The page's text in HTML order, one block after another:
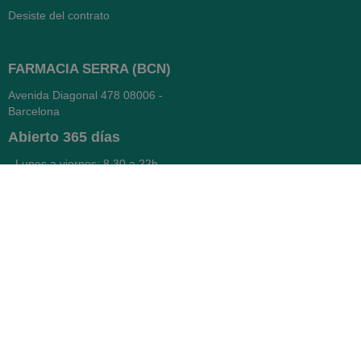
Desiste del contrato
FARMACIA SERRA (BCN)
Avenida Diagonal 478 08006 -
Barcelona
Abierto 365 días
- Lunes a viernes: 8.30 a 22h